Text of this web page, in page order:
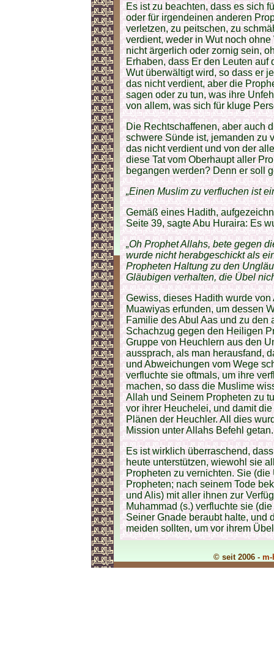
Es ist zu beachten, dass es sich
oder für irgendeinen anderen
verletzen, zu peitschen, zu
verdient, weder in Wut noch
nicht ärgerlich oder zornig sein,
Erhaben, dass Er den Leuten auf
Wut überwältigt wird, so dass er
das nicht verdient, aber die
sagen oder zu tun, was ihre
von allem, was sich für kluge
Die Rechtschaffenen, aber auch
schwere Sünde ist, jemanden zu
das nicht verdient und von der
diese Tat vom Oberhaupt aller
begangen werden? Denn er soll
„Einen Muslim zu verfluchen ist
Gemäß eines Hadith,
Seite 39, sagte Abu Huraira: Es
„Oh Prophet Allahs, bete gegen
wurde nicht herabgeschickt als
Propheten Haltung zu den
Gläubigen verhalten, die Übel
Gewiss, dieses Hadith wurde
Muawiyas erfunden, um dessen
Familie des Abul Aas und zu den
Schachzug gegen den Heiligen
Gruppe von Heuchlern aus den
aussprach, als man herausfand,
und Abweichungen vom Wege
verfluchte sie oftmals, um ihre
machen, so dass die Muslime
Allah und Seinem Propheten zu
vor ihrer Heuchelei, und damit
Plänen der Heuchler. All dies
Mission unter Allahs Befehl getan.
Es ist wirklich überraschend,
heute unterstützen, wiewohl sie
Propheten zu vernichten. Sie
Propheten; nach seinem Tode
und Alis) mit aller ihnen zur
Muhammad (s.) verfluchte sie
Seiner Gnade beraubt halte, und
meiden sollten, um vor ihrem
© seit 2006 - m-